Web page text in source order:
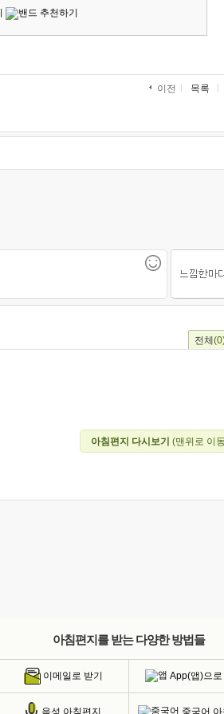
이전 목록
전체
아침편지 다시보기 (맨위로 이
아침편지를 받는 다양한 방법들
이메일로 받기 App(앱)으로
중국어